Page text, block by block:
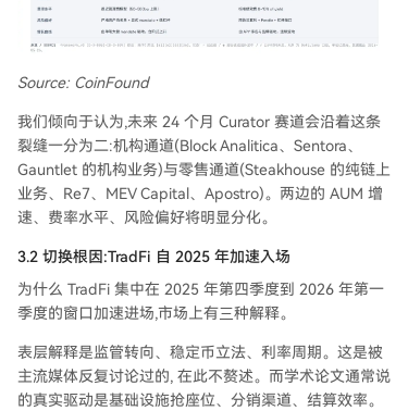
Source: CoinFound
我们倾向于认为,未来 24 个月 Curator 赛道会沿着这条
裂缝一分为二:机构通道(Block Analitica、Sentora、
Gauntlet 的机构业务)与零售通道(Steakhouse 的纯链上
业务、Re7、MEV Capital、Apostro)。两边的 AUM 增
速、费率水平、风险偏好将明显分化。
3.2 切换根因:TradFi 自 2025 年加速入场
为什么 TradFi 集中在 2025 年第四季度到 2026 年第一
季度的窗口加速进场,市场上有三种解释。
表层解释是监管转向、稳定币立法、利率周期。这是被
主流媒体反复讨论过的, 在此不赘述。而学术论文通常说
的真实驱动是基础设施抢座位、分销渠道、结算效率。